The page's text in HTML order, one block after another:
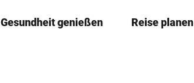
Gesundheit genießen Reise planen